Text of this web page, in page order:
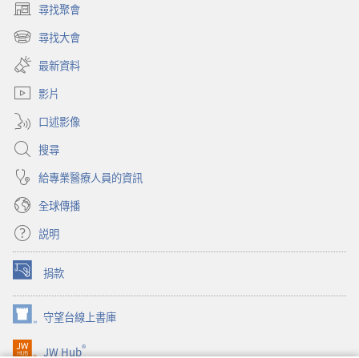
尋找聚會
（開
啟
新
視
窗）
尋找大會
（開
啟
新
視
最新資料
影片
口述影像
搜尋
給專業醫療人員的資訊
全球傳播
説明
捐款
（開
啟
新
視
窗）
守望台線上書庫
（開
啟
新
JW Hub®